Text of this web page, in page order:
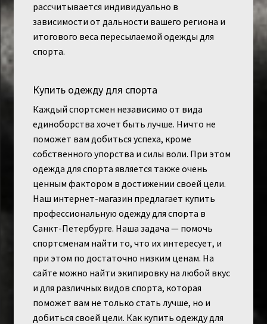
рассчитывается индивидуально в
зависимости от дальности вашего региона и
итогового веса пересылаемой одежды для
спорта.
Купить одежду для спорта
Каждый спортсмен независимо от вида
единоборства хочет быть лучше. Ничто не
поможет вам добиться успеха, кроме
собственного упорства и силы воли. При этом
одежда для спорта является также очень
ценным фактором в достижении своей цели.
Наш интернет-магазин предлагает купить
профессиональную одежду для спорта в
Санкт-Петербурге. Наша задача — помочь
спортсменам найти то, что их интересует, и
при этом по достаточно низким ценам. На
сайте можно найти экипировку на любой вкус
и для различных видов спорта, которая
поможет вам не только стать лучше, но и
добиться своей цели. Как купить одежду для